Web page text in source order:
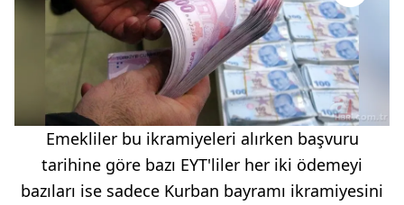
Emekliler bu ikramiyeleri alırken başvuru
tarihine göre bazı EYT'liler her iki ödemeyi
bazıları ise sadece Kurban bayramı ikramiyesini